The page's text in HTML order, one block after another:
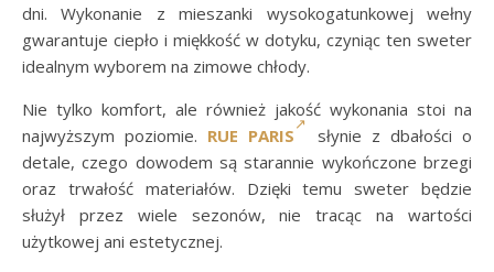
dni. Wykonanie z mieszanki wysokogatunkowej wełny
gwarantuje ciepło i miękkość w dotyku, czyniąc ten sweter
idealnym wyborem na zimowe chłody.
Nie tylko komfort, ale również jakość wykonania stoi na
najwyższym poziomie. RUE PARIS
słynie z dbałości o
detale, czego dowodem są starannie wykończone brzegi
oraz trwałość materiałów. Dzięki temu sweter będzie
służył przez wiele sezonów, nie tracąc na wartości
użytkowej ani estetycznej.